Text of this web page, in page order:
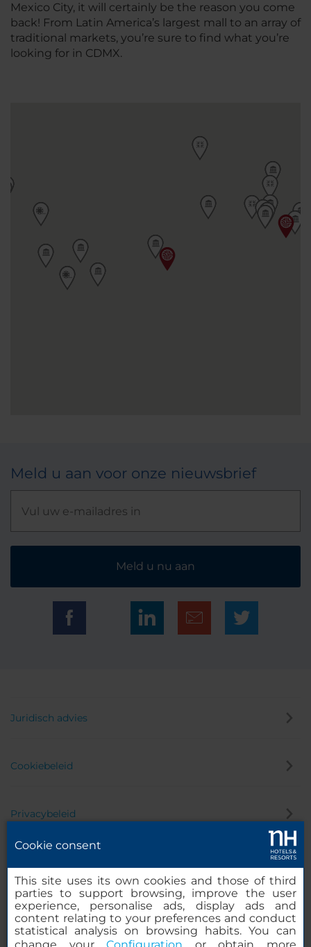
Mexico City, it will certainly be the reason you come
back! From Latin America’s largest mall to an array of
traditional markets, you’re sure to find what you’re
looking for in CDMX.
Meld u aan voor onze nieuwsbrief
Meld u nu aan
Juridisch advies
Cookiebeleid
Privacybeleid
Cookie consent
This site uses its own cookies and those of third
parties to support browsing, improve the user
experience, personalise ads, display ads and
content relating to your preferences and conduct
statistical analysis on browsing habits. You can